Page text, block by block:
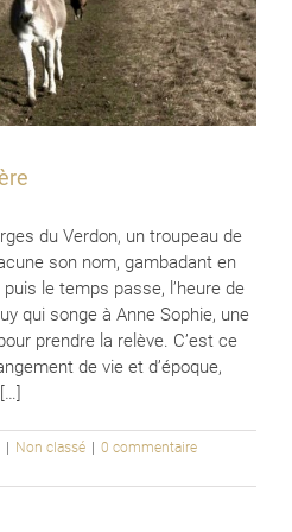
du Verdon, un troupeau de
son nom, gambadant en
le temps passe, l’heure de
qui songe à Anne Sophie, une
prendre la relève. C’est ce
de vie et d’époque,
| Non classé | 0 commentaire